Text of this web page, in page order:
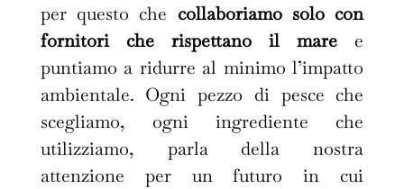
per questo che collaboriamo solo con
fornitori che rispettano il mare e
puntiamo a ridurre al minimo l’impatto
ambientale. Ogni pezzo di pesce che
scegliamo, ogni ingrediente che
utilizziamo, parla della nostra
attenzione per un futuro in cui